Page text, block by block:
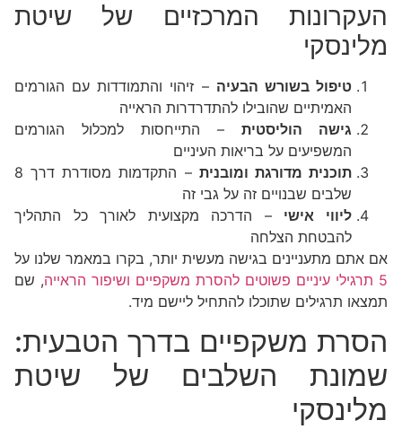
העקרונות המרכזיים של שיטת
מלינסקי
טיפול בשורש הבעיה – זיהוי והתמודדות עם הגורמים
האמיתיים שהובילו להתדרדרות הראייה
גישה הוליסטית – התייחסות למכלול הגורמים
המשפיעים על בריאות העיניים
תוכנית מדורגת ומובנית
– התקדמות מסודרת דרך 8
שלבים שבנויים זה על גבי זה
ליווי אישי – הדרכה מקצועית לאורך כל התהליך
להבטחת הצלחה
אם אתם מתעניינים בגישה מעשית יותר, בקרו במאמר שלנו על
5 תרגילי עיניים פשוטים להסרת משקפיים ושיפור הראייה
, שם
תמצאו תרגילים שתוכלו להתחיל ליישם מיד.
הסרת משקפיים בדרך הטבעית:
שמונת השלבים של שיטת
מלינסקי